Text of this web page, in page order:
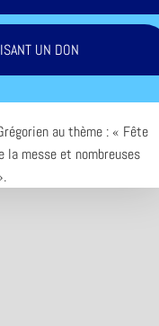
UN DON
au thème : « Fête
la messe et nombreuses